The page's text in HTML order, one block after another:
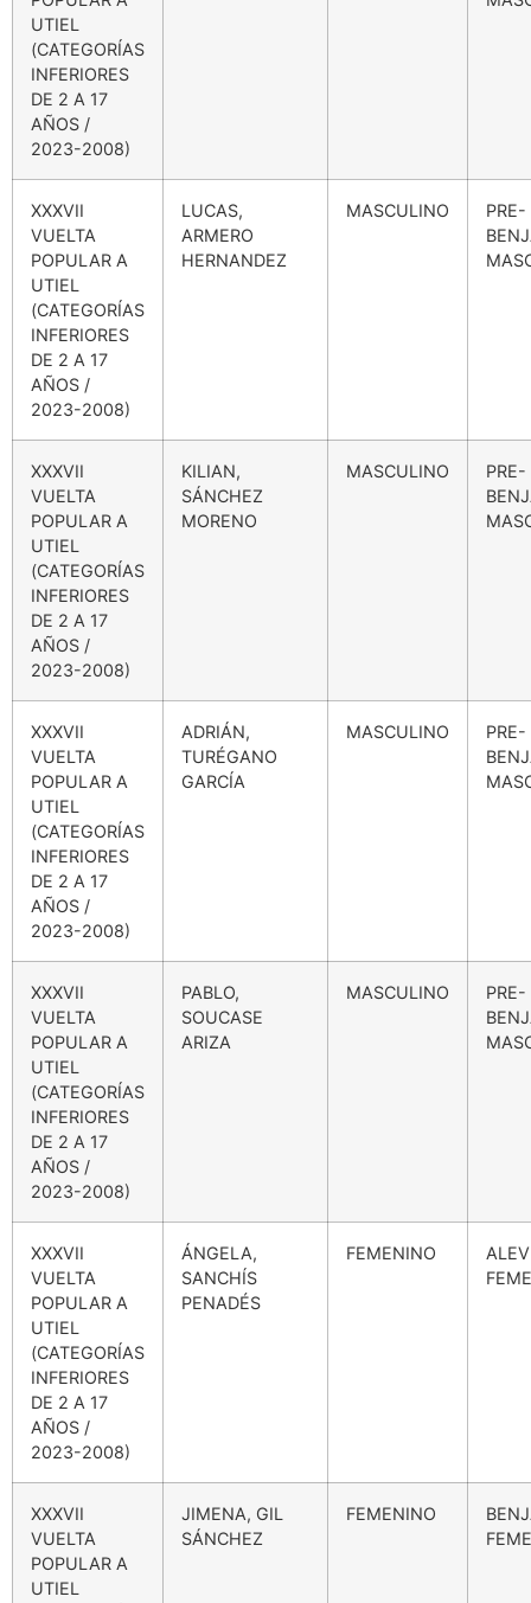
UTIEL
(CATEGORÍAS
INFERIORES
DE 2 A 17
AÑOS /
2023-2008)
XXXVII
VUELTA
POPULAR A
UTIEL
(CATEGORÍAS
INFERIORES
DE 2 A 17
AÑOS /
2023-2008)
LUCAS,
ARMERO
HERNANDEZ
MASCULINO
PRE-
XXXVII
VUELTA
POPULAR A
UTIEL
(CATEGORÍAS
INFERIORES
DE 2 A 17
AÑOS /
2023-2008)
KILIAN,
SÁNCHEZ
MORENO
MASCULINO
PRE-
XXXVII
VUELTA
POPULAR A
UTIEL
(CATEGORÍAS
INFERIORES
DE 2 A 17
AÑOS /
2023-2008)
ADRIÁN,
TURÉGANO
GARCÍA
MASCULINO
PRE-
XXXVII
VUELTA
POPULAR A
UTIEL
(CATEGORÍAS
INFERIORES
DE 2 A 17
AÑOS /
2023-2008)
PABLO,
SOUCASE
ARIZA
MASCULINO
PRE-
XXXVII
VUELTA
POPULAR A
UTIEL
(CATEGORÍAS
INFERIORES
DE 2 A 17
AÑOS /
2023-2008)
ÁNGELA,
SANCHÍS
PENADÉS
FEMENINO
XXXVII
VUELTA
POPULAR A
UTIEL
JIMENA, GIL
SÁNCHEZ
FEMENINO